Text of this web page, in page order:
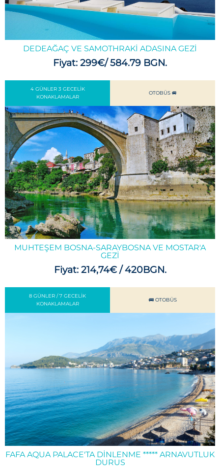
DEDEAĞAÇ VE SAMOTHRAKI ADASINA GEZI
Fiyat: 299€/ 584.79 BGN.
4 GÜNLER 3 GECELIK
KONAKLAMALAR
OTOBÜS 🚐
MUHTEŞEM BOSNA-SARAYBOSNA VE MOSTAR'A
GEZI
Fiyat: 214,74€ / 420BGN.
8 GÜNLER / 7 GECELIK
KONAKLAMALAR
🚌 OTOBÜS
FAFA AQUA PALACE'TA DINLENME ***** ARNAVUTLUK
DURUS